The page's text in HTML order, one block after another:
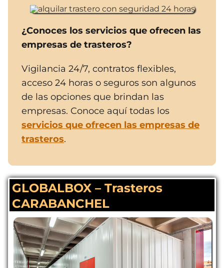
Centro automatizado
¿Conoces los servicios que ofrecen las
empresas de trasteros?
Vigilancia 24/7, contratos flexibles,
acceso 24 horas o seguros son algunos
de las opciones que brindan las
empresas. Conoce aquí todas los
servicios que ofrecen las empresas de
trasteros.
GLOBALBOX – Trasteros
CARABANCHEL